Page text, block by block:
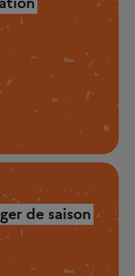
de saison